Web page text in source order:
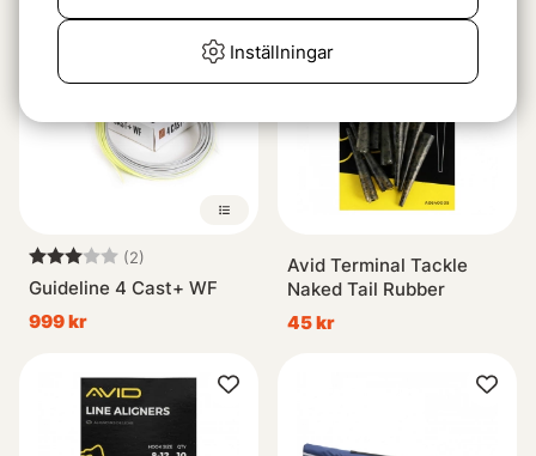
Betyg: (2)
3.0 utav 5 stjärnor
Guideline 4 Cast+ WF
999 kr
Avid Terminal Tackle
Naked Tail Rubber
45 kr
Inställningar